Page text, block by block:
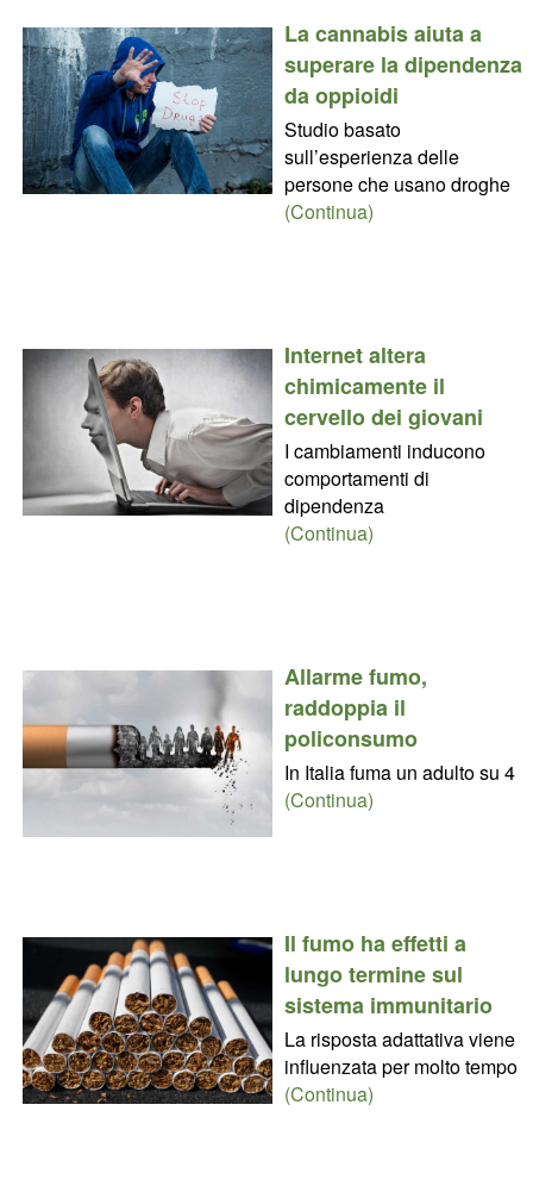
La cannabis aiuta a
superare la dipendenza
da oppioidi
Studio basato
sull’esperienza delle
persone che usano droghe
(Continua)
Internet altera
chimicamente il
cervello dei giovani
I cambiamenti inducono
comportamenti di
dipendenza
(Continua)
Allarme fumo,
raddoppia il
policonsumo
In Italia fuma un adulto su 4
(Continua)
Il fumo ha effetti a
lungo termine sul
sistema immunitario
La risposta adattativa viene
influenzata per molto tempo
(Continua)